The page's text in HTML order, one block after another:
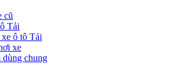
cũ
Tải
ô tô Tải
xe
dùng chung